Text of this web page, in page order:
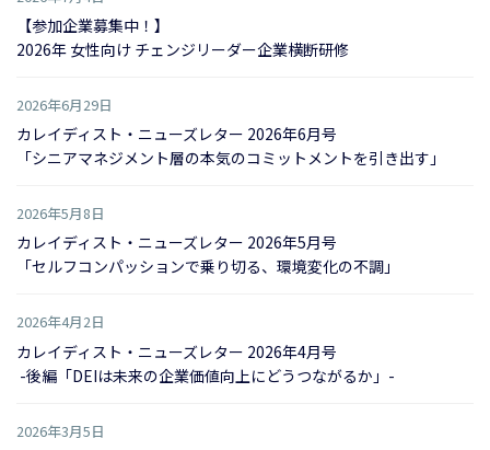
【参加企業募集中！】
2026年 女性向け チェンジリーダー企業横断研修
カレイディスト・ニューズレター 2026年6月号
「シニアマネジメント層の本気のコミットメントを引き出す」
2026年6月29日
カレイディスト・ニューズレター 2026年5月号
「セルフコンパッションで乗り切る、環境変化の不調」
2026年5月8日
カレイディスト・ニューズレター 2026年4月号
-後編「DEIは未来の企業価値向上にどうつながるか」-
2026年4月2日
2026年3月5日